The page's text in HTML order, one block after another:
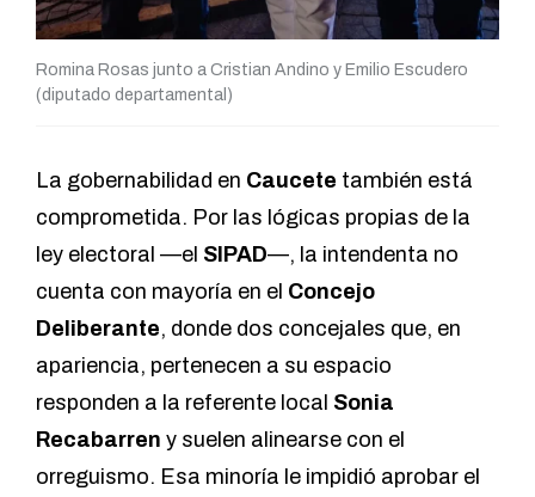
Romina Rosas junto a Cristian Andino y Emilio Escudero
(diputado departamental)
La gobernabilidad en Caucete también está
comprometida. Por las lógicas propias de la
ley electoral —el SIPAD—, la intendenta no
cuenta con mayoría en el Concejo
Deliberante, donde dos concejales que, en
apariencia, pertenecen a su espacio
responden a la referente local Sonia
Recabarren y suelen alinearse con el
orreguismo. Esa minoría le impidió aprobar el